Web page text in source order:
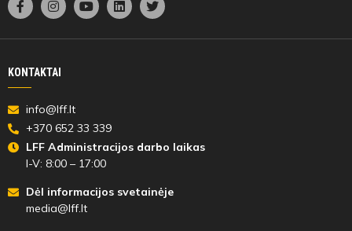
KONTAKTAI
info@lff.lt
+370 652 33 339
LFF Administracijos darbo laikas
I-V: 8:00 – 17:00
Dėl informacijos svetainėje
media@lff.lt